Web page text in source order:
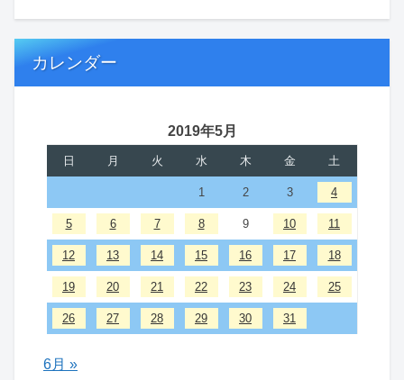
カレンダー
2019年5月
日 月 火 水 木 金 土
1 2 3 4
5 6 7 8 9 10 11
12 13 14 15 16 17 18
19 20 21 22 23 24 25
26 27 28 29 30 31
6月 »